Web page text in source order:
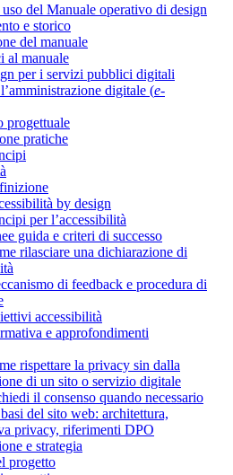
del Manuale operativo di design
e storico
del manuale
al manuale
per i servizi pubblici digitali
digitale (e-
progettuale
pratiche
by design
per l’accessibilità
guida e criteri di successo
rilasciare una dichiarazione di
di feedback e procedura di
accessibilità
e approfondimenti
rispettare la privacy sin dalla
di un sito o servizio digitale
il consenso quando necessario
del sito web: architettura,
privacy, riferimenti DPO
e strategia
progetto